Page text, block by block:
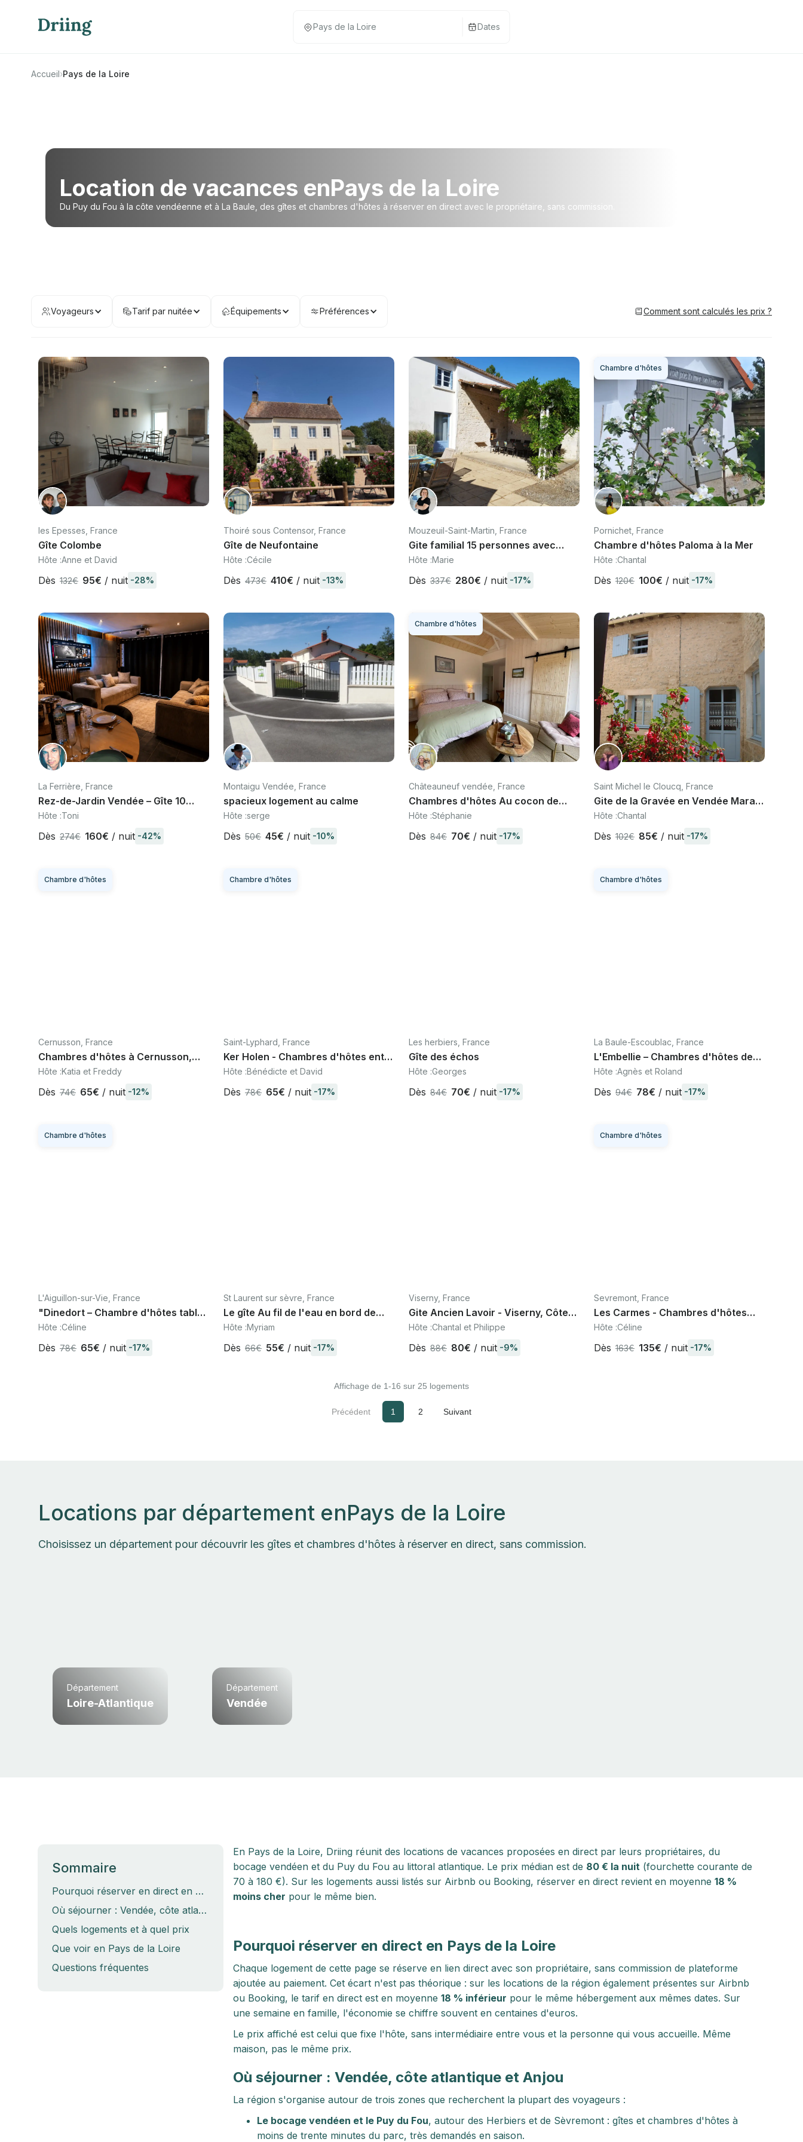
Dates
Accueil›Pays de la Loire
Location de vacances enPays de la Loire
Du Puy du Fou à la côte vendéenne et à La Baule, des gîtes et chambres d'hôtes à réserver en direct avec le propriétaire, sans commission.
Voyageurs Tarif par nuitée Équipements Préférences Comment sont calculés les prix ?
les Epesses, France
Gîte Colombe
Hôte :Anne et David
Dès 132€ 95€ / nuit -28%
Thoiré sous Contensor, France
Gîte de Neufontaine
Hôte :Cécile
Dès 473€ 410€ / nuit -13%
Mouzeuil-Saint-Martin, France
Gite familial 15 personnes avec
piscine partagée
Hôte :Marie
Dès 337€ 280€ / nuit -17%
Chambre d'hôtes
Pornichet, France
Chambre d'hôtes Paloma à la Mer
Hôte :Chantal
Dès 120€ 100€ / nuit -17%
La Ferrière, France
Rez-de-Jardin Vendée – Gîte 10
pers home cinéma, La Ferrière
Hôte :Toni
Dès 274€ 160€ / nuit -42%
Montaigu Vendée, France
spacieux logement au calme
Hôte :serge
Dès 50€ 45€ / nuit -10%
Chambre d'hôtes
Châteauneuf vendée, France
Chambres d'hôtes Au cocon de
verdure Marais Breton Vendéen 25
Hôte :Stéphanie
Dès 84€ 70€ / nuit -17%
Saint Michel le Cloucq, France
Gite de la Gravée en Vendée Marais
Poitevin - Forêt de Mervent
Hôte :Chantal
Dès 102€ 85€ / nuit -17%
Chambre d'hôtes
Cernusson, France
Chambres d'hôtes à Cernusson,
fermette rénovée en Anjou, Maine-
Hôte :Katia et Freddy
Dès 74€ 65€ / nuit -12%
Chambre d'hôtes
Saint-Lyphard, France
Ker Holen - Chambres d'hôtes entre
marais de Brière et marais salants
Hôte :Bénédicte et David
Dès 78€ 65€ / nuit -17%
Les herbiers, France
Gîte des échos
Hôte :Georges
Dès 84€ 70€ / nuit -17%
Chambre d'hôtes
La Baule-Escoublac, France
L'Embellie – Chambres d'hôtes de
charme, La Baule Guérande Côte
Hôte :Agnès et Roland
Dès 94€ 78€ / nuit -17%
Chambre d'hôtes
L'Aiguillon-sur-Vie, France
"Dinedort – Chambre d'hôtes table
d'hôtes PMR, Vendée mer et
Hôte :Céline
Dès 78€ 65€ / nuit -17%
St Laurent sur sèvre, France
Le gîte Au fil de l'eau en bord de
Sèvre à 15mn du Puy du fou
Hôte :Myriam
Dès 66€ 55€ / nuit -17%
Viserny, France
Gite Ancien Lavoir - Viserny, Côte
d'Or, Bourgogne,
Hôte :Chantal et Philippe
Dès 88€ 80€ / nuit -9%
Chambre d'hôtes
Sevremont, France
Les Carmes - Chambres d'hôtes
Puy du Fou 10 min, Sèvremont
Hôte :Céline
Dès 163€ 135€ / nuit -17%
Affichage de 1-16 sur 25 logements
Précédent 1 2 Suivant
Locations par département enPays de la Loire
Choisissez un département pour découvrir les gîtes et chambres d'hôtes à réserver en direct, sans commission.
Département
Loire-Atlantique
Département
Vendée
Sommaire
Pourquoi réserver en direct en Pays de la Loire
Où séjourner : Vendée, côte atlantique et Anjou
Quels logements et à quel prix
Que voir en Pays de la Loire
Questions fréquentes
En Pays de la Loire, Driing réunit des locations de vacances proposées en direct par leurs propriétaires, du
bocage vendéen et du Puy du Fou au littoral atlantique. Le prix médian est de 80 € la nuit(fourchette courante de
70 à 180 €). Sur les logements aussi listés sur Airbnb ou Booking, réserver en direct revient en moyenne 18 %
moins cher pour le même bien.
Pourquoi réserver en direct en Pays de la Loire
Chaque logement de cette page se réserve en lien direct avec son propriétaire, sans commission de plateforme
ajoutée au paiement. Cet écart n'est pas théorique : sur les locations de la région également présentes sur Airbnb
ou Booking, le tarif en direct est en moyenne 18 % inférieur pour le même hébergement aux mêmes dates. Sur
une semaine en famille, l'économie se chiffre souvent en centaines d'euros.
Le prix affiché est celui que fixe l'hôte, sans intermédiaire entre vous et la personne qui vous accueille. Même
maison, pas le même prix.
Où séjourner : Vendée, côte atlantique et Anjou
La région s'organise autour de trois zones que recherchent la plupart des voyageurs :
Le bocage vendéen et le Puy du Fou, autour des Herbiers et de Sèvremont : gîtes et chambres d'hôtes à
moins de trente minutes du parc, très demandés en saison.